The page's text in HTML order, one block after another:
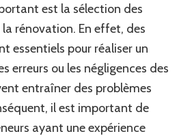
est la sélection des
rénovation. En effet, des
essentiels pour réaliser un
erreurs ou les négligences des
entraîner des problèmes
il est important de
ayant une expérience